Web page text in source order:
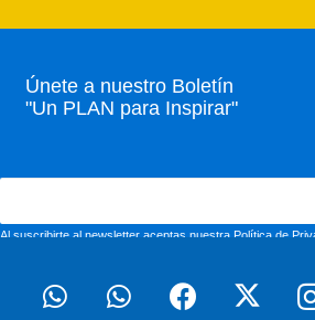
Únete a nuestro Boletín
"Un PLAN para Inspirar"
Al suscribirte al newsletter aceptas nuestraPolítica de